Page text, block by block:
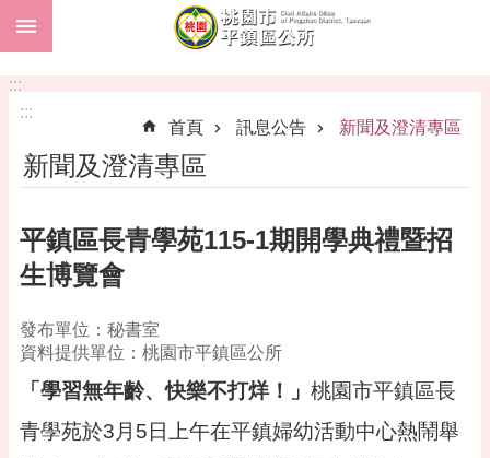
跳到主要內容區塊
進
階
區
介
紹
訊
:::
:::
首頁
訊息公告 新聞及澄清專區
新聞及澄清專區
平鎮區長青學苑115-1期開學典禮暨招
生博覽會
發布單位：秘書室
資料提供單位：桃園市平鎮區公所
「學習無年齡、快樂不打烊！」 桃園市平鎮區長
青學苑於3月5日上午在平鎮婦幼活動中心熱鬧舉